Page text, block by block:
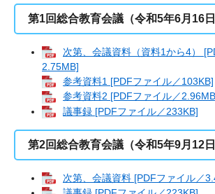
第1回総合教育会議（令和5年6月16日
次第、会議資料（資料1から4）
2.75MB]
参考資料1 [PDFファイル／103KB]
参考資料2 [PDFファイル／
議事録 [PDFファイル／233KB]
第2回総合教育会議（令和5年9月12日
次第、会議資料 [PDFファイル／